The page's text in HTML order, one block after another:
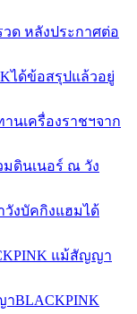
ด หลังประกาศต่อ
ได้ข้อสรุปแล้วอยู่
นเครื่องราชฯจาก
มดินเนอร์ ณ วัง
วังบัคกิงแฮมได้
แม้สัญญา
BLACKPINK